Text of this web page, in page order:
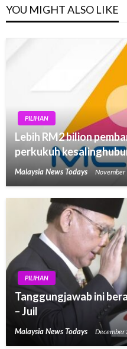
YOU MIGHT ALSO LIKE
PILIHAN
Lebih RM2 bilion
perkukuh
Malaysia News Todays
PILIHAN
Tanggungjawab ini
– Juil
Malaysia News Todays